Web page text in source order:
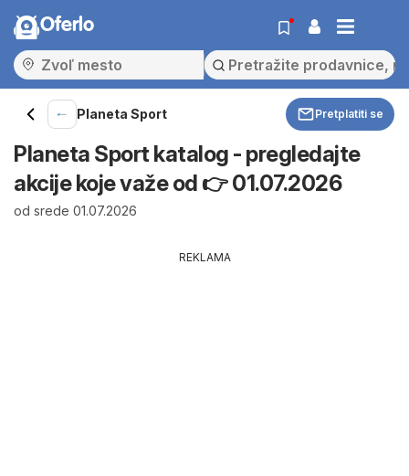
Oferlo
Planeta Sport Pretplatiti se
Planeta Sport katalog - pregledajte
akcije koje važe od 👉 01.07.2026
od srede 01.07.2026
REKLAMA